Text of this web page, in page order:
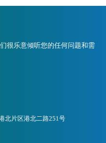
很乐意倾听您的任何问题和需
北片区港北二路251号